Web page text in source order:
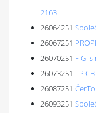
2163
26064251
26067251
26070251 FIGI
26073251 LP
26087251
26093251